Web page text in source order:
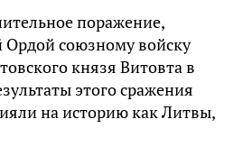
поражение,
Ордой союзному войску
князя Витовта в
этого сражения
на историю как Литвы,